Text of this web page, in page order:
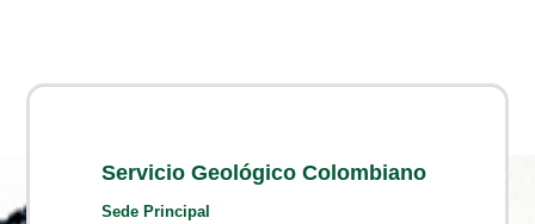
Servicio Geológico Colombiano
Sede Principal